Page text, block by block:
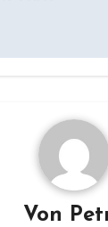
Von